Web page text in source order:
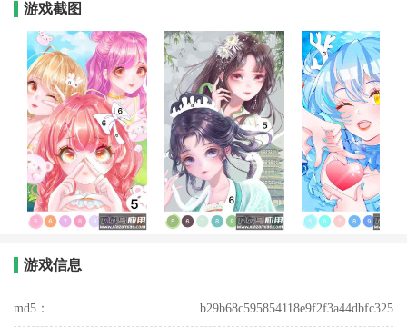
游戏截图
游戏信息
md5： b29b68c595854118e9f2f3a44dbfc325